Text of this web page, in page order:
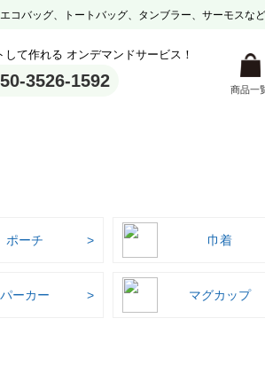
エコバッグ、トートバッグ、タンブラー、サーモスな
て作れる オンデマンドサービス！
3526-1592 商品一
ポーチ 巾着
パーカー マグカップ